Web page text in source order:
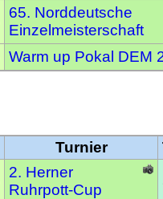
65. Norddeutsche
Einzelmeisterschaft
Warm up Pokal DEM
Turnier
2. Herner
Ruhrpott-Cup